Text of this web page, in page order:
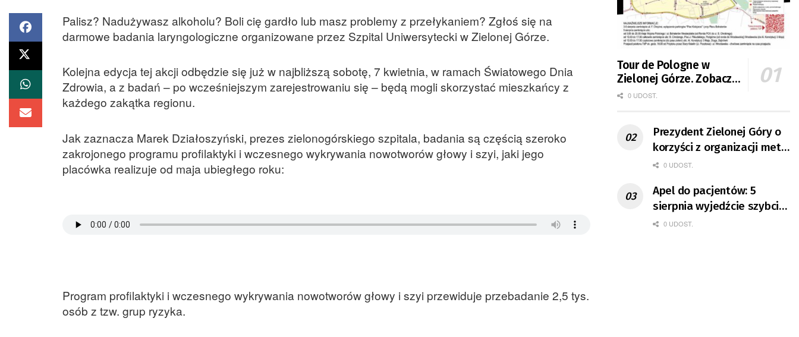
Palisz? Nadużywasz alkoholu? Boli cię gardło lub masz problemy z przełykaniem? Zgłoś się na
darmowe badania laryngologiczne organizowane przez Szpital Uniwersytecki w Zielonej Górze.
Kolejna edycja tej akcji odbędzie się już w najbliższą sobotę, 7 kwietnia, w ramach Światowego Dnia
Zdrowia, a z badań – po wcześniejszym zarejestrowaniu się – będą mogli skorzystać mieszkańcy z
każdego zakątka regionu.
Jak zaznacza Marek Działoszyński, prezes zielonogórskiego szpitala, badania są częścią szeroko
zakrojonego programu profilaktyki i wczesnego wykrywania nowotworów głowy i szyi, jaki jego
placówka realizuje od maja ubiegłego roku:
Program profilaktyki i wczesnego wykrywania nowotworów głowy i szyi przewiduje przebadanie 2,5 tys.
osób z tzw. grup ryzyka.
Tour de Pologne w
Zielonej Górze. Zobacz
zmiany w organizacji
0 UDOST.
Prezydent Zielonej Góry o
korzyści z organizacji mety
Tour de Pologne
0 UDOST.
Apel do pacjentów: 5
sierpnia wyjedźcie szybciej
z domów
0 UDOST.